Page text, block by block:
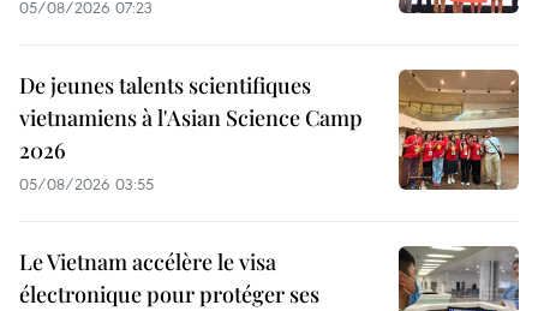
05/08/2026 07:23
De jeunes talents scientifiques
vietnamiens à l'Asian Science Camp
2026
05/08/2026 03:55
Le Vietnam accélère le visa
électronique pour protéger ses